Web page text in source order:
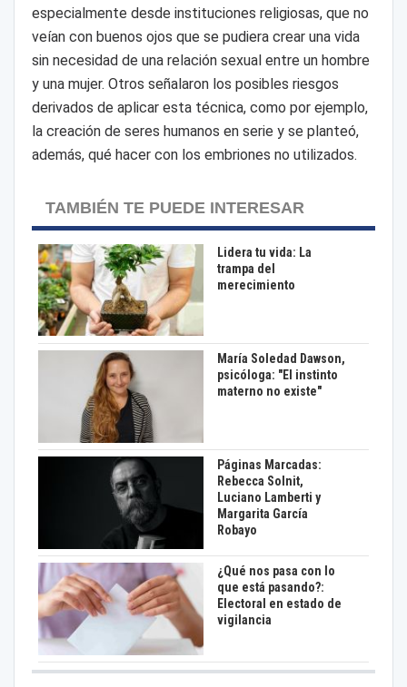
especialmente desde instituciones religiosas, que no
veían con buenos ojos que se pudiera crear una vida
sin necesidad de una relación sexual entre un hombre
y una mujer. Otros señalaron los posibles riesgos
derivados de aplicar esta técnica, como por ejemplo,
la creación de seres humanos en serie y se planteó,
además, qué hacer con los embriones no utilizados.
TAMBIÉN TE PUEDE INTERESAR
Lidera tu vida: La
trampa del
merecimiento
María Soledad Dawson,
psicóloga: "El instinto
materno no existe"
Páginas Marcadas:
Rebecca Solnit,
Luciano Lamberti y
Margarita García
Robayo
¿Qué nos pasa con lo
que está pasando?:
Electoral en estado de
vigilancia